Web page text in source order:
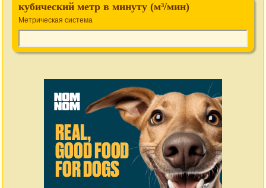
кубический метр в минуту (м³/мин)
Метрическая система